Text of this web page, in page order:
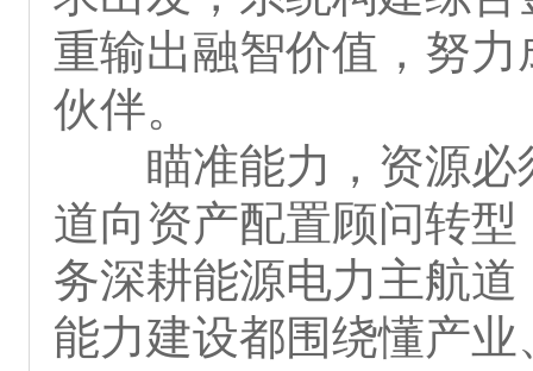
重输出融智价值，努
伙伴。
瞄准能力，资源
道向资产配置顾问转
务深耕能源电力主航
能力建设都围绕懂产